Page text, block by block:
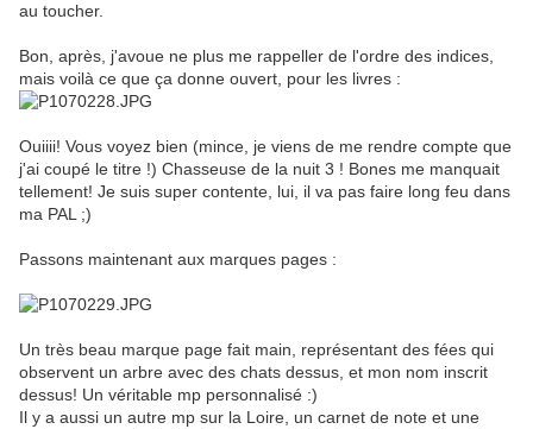
au toucher.
Bon, après, j'avoue ne plus me rappeller de l'ordre des indices,
mais voilà ce que ça donne ouvert, pour les livres :
Ouiiii! Vous voyez bien (mince, je viens de me rendre compte que
j'ai coupé le titre !) Chasseuse de la nuit 3 ! Bones me manquait
tellement! Je suis super contente, lui, il va pas faire long feu dans
ma PAL ;)
Passons maintenant aux marques pages :
Un très beau marque page fait main, représentant des fées qui
observent un arbre avec des chats dessus, et mon nom inscrit
dessus! Un véritable mp personnalisé :)
Il y a aussi un autre mp sur la Loire, un carnet de note et une